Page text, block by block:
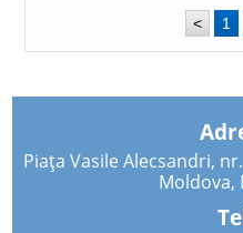
< 1
Piața Vasile Alecsandri,
Moldova,